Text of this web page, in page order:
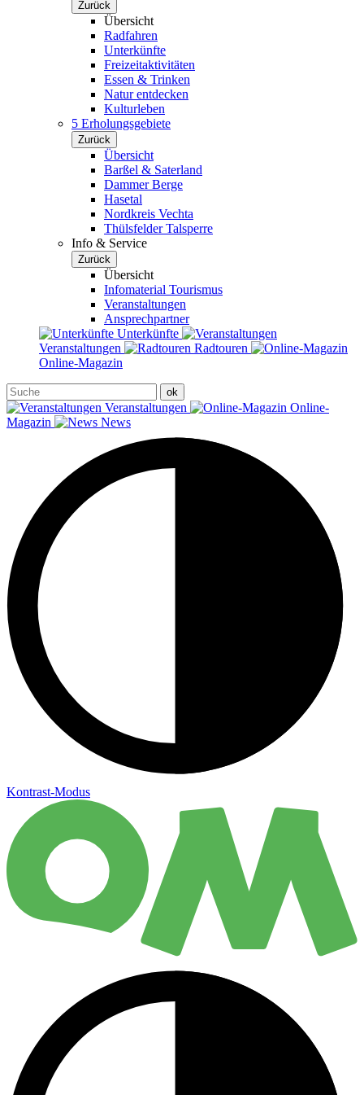
Zurück
Übersicht
Radfahren
Unterkünfte
Freizeitaktivitäten
Essen & Trinken
Natur entdecken
Kulturleben
5 Erholungsgebiete
Zurück
Übersicht
Barßel & Saterland
Dammer Berge
Hasetal
Nordkreis Vechta
Thülsfelder Talsperre
Info & Service
Zurück
Übersicht
Infomaterial Tourismus
Veranstaltungen
Ansprechpartner
Unterkünfte
Veranstaltungen
Radtouren
Online-Magazin
Veranstaltungen
Online-
Magazin
News
Kontrast-Modus